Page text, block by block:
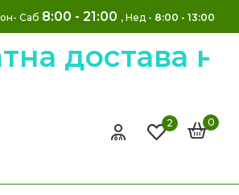
Саб 8:00 - 21:00 , Нед - 8:00 - 13:00
на
2 0